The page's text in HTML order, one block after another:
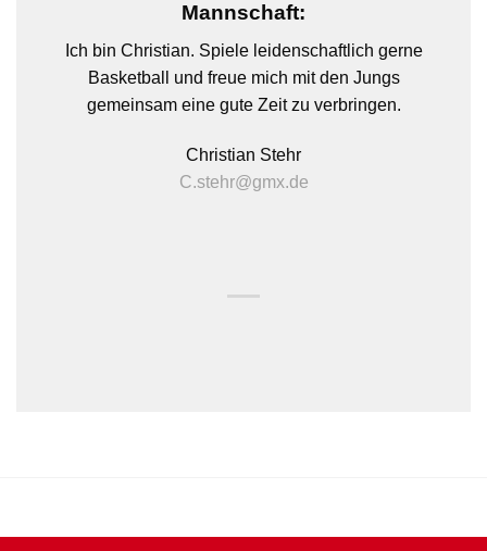
Mannschaft:
Ich bin Christian. Spiele leidenschaftlich gerne
Basketball und freue mich mit den Jungs
gemeinsam eine gute Zeit zu verbringen.
Christian Stehr
C.stehr@gmx.de